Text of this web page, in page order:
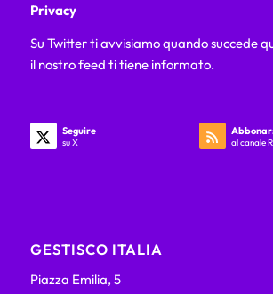
Privacy
Su Twitter ti avvisiamo quando succede
il nostro feed ti tiene informato.
Seguire
su X al canale
GESTISCO ITALIA
Piazza Emilia, 5